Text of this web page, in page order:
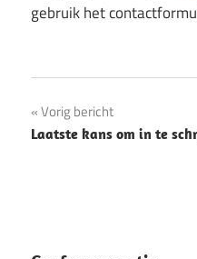
gebruik het
Bericht
navigatie
Vorig bericht
Laatste kans om in te